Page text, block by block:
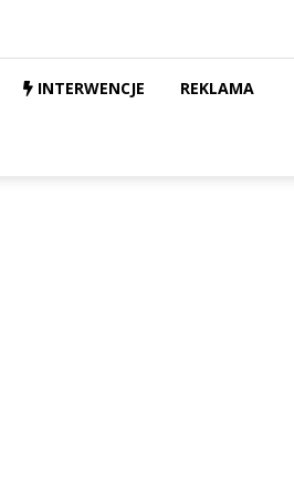
INTERWENCJE REKLAMA